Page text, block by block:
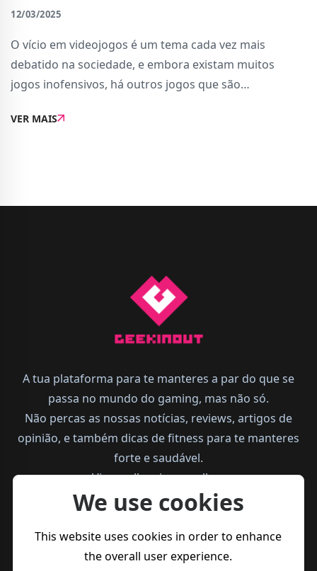
12/03/2025
O vício em videojogos é um tema cada vez mais
debatido na sociedade, e embora existam muitos
jogos inofensivos, há outros jogos que são
jogador e levá-lo a passar uma grande quantidade de
VER MAIS
A tua plataforma para te manteres a par do que se
passa no mundo do gaming, mas não só.
Não percas as nossas notícias, reviews, artigos de
opinião, e também dicas de fitness para te manteres
forte e saudável.
Vive melhor, joga melhor.
We use cookies
This website uses cookies in order to enhance
the overall user experience.